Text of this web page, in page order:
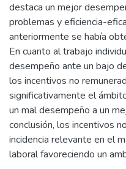
destaca un mejor
problemas y eficiencia-
anteriormente se había
En cuanto al trabajo
desempeño ante un bajo
los incentivos no
significativamente el
un mal desempeño a un
conclusión, los incentivos
incidencia relevante en el
laboral favoreciendo un